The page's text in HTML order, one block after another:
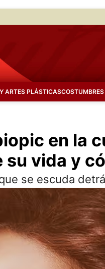
ARTES PLÁSTICAS
en la
vida y
se escuda